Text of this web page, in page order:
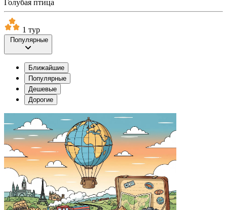
Голубая птица
1 тур
Популярные
Ближайшие
Популярные
Дешевые
Дорогие